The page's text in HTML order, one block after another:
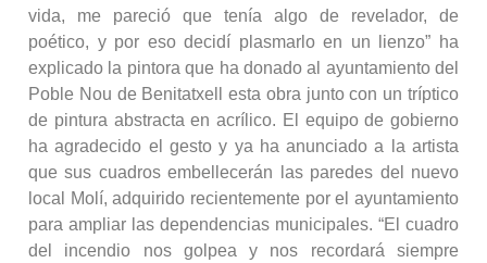
vida, me pareció que tenía algo de revelador, de
poético, y por eso decidí plasmarlo en un lienzo” ha
explicado la pintora que ha donado al ayuntamiento del
Poble Nou de Benitatxell esta obra junto con un tríptico
de pintura abstracta en acrílico. El equipo de gobierno
ha agradecido el gesto y ya ha anunciado a la artista
que sus cuadros embellecerán las paredes del nuevo
local Molí, adquirido recientemente por el ayuntamiento
para ampliar las dependencias municipales. “El cuadro
del incendio nos golpea y nos recordará siempre